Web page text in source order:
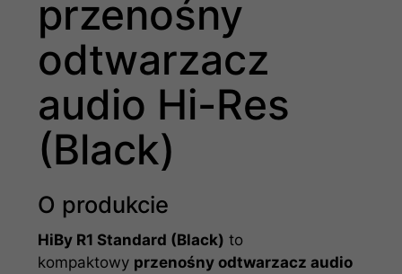
przenośny
odtwarzacz
audio Hi-Res
(Black)
O produkcie
HiBy R1 Standard (Black) to
kompaktowy przenośny odtwarzacz audio